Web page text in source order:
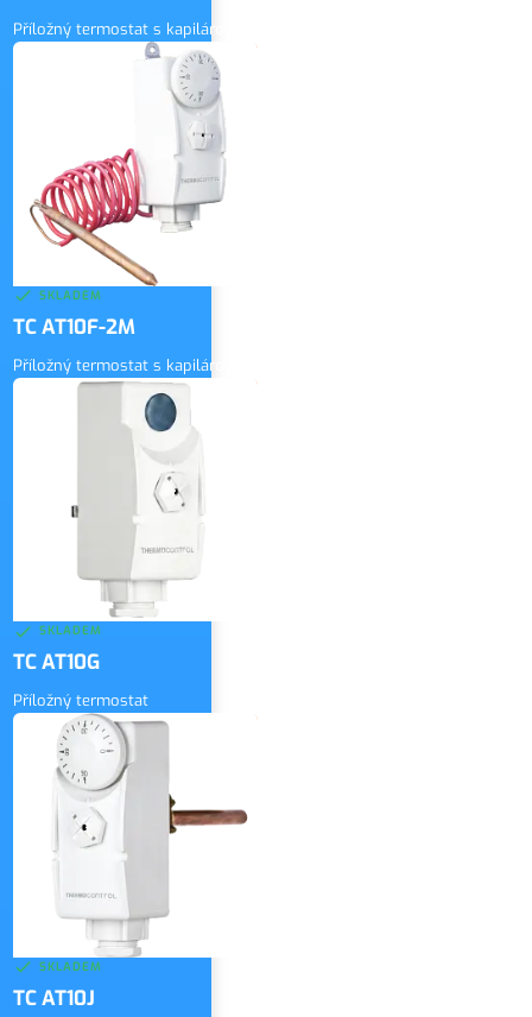
Příložný termostat s kapilárou
ZOBRAZIT
SKLADEM
TC AT10F-2M
Příložný termostat s kapilárou
vč. DPH
ZOBRAZIT
SKLADEM
TC AT10G
Příložný termostat
360 Kč bez DPH
436 Kč vč. DPH
SKLADEM
TC AT10J